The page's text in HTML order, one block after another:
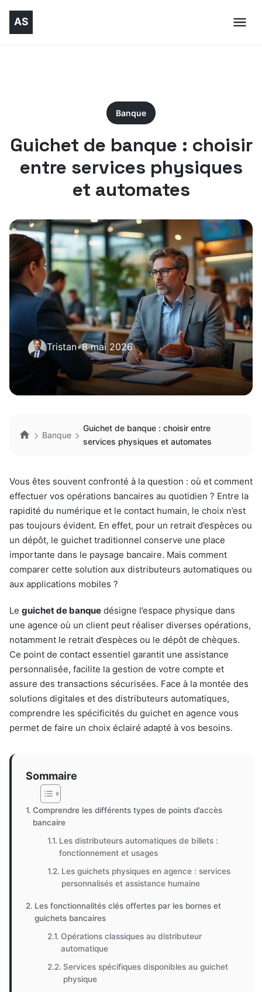
Banque
Guichet de banque : choisir
entre services physiques
et automates
Tristan•8 mai 2026
Banque
Guichet de banque : choisir entre
services physiques et automates
Vous êtes souvent confronté à la question : où et comment
effectuer vos opérations bancaires au quotidien ? Entre la
rapidité du numérique et le contact humain, le choix n’est
pas toujours évident. En effet, pour un retrait d’espèces ou
un dépôt, le guichet traditionnel conserve une place
importante dans le paysage bancaire. Mais comment
comparer cette solution aux distributeurs automatiques ou
aux applications mobiles ?
Le guichet de banque désigne l’espace physique dans
une agence où un client peut réaliser diverses opérations,
notamment le retrait d’espèces ou le dépôt de chèques.
Ce point de contact essentiel garantit une assistance
personnalisée, facilite la gestion de votre compte et
assure des transactions sécurisées. Face à la montée des
solutions digitales et des distributeurs automatiques,
comprendre les spécificités du guichet en agence vous
permet de faire un choix éclairé adapté à vos besoins.
Sommaire
Comprendre les différents types de points d’accès
bancaire
Les distributeurs automatiques de billets :
fonctionnement et usages
Les guichets physiques en agence : services
personnalisés et assistance humaine
Les fonctionnalités clés offertes par les bornes et
guichets bancaires
Opérations classiques au distributeur
automatique
Services spécifiques disponibles au guichet
physique